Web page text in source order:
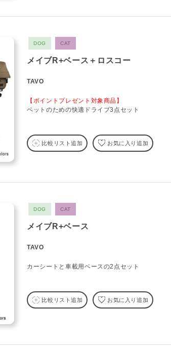
DOG CAT
メイブR+ベース＋ロスコー
TAVO
【ポイントプレゼント対象商品】
ペットのための快適ドライブ3点セット
比較リスト追加 お気に入り追加
DOG CAT
メイブR+ベース
TAVO
カーシートと車載用ベースの2点セット
比較リスト追加 お気に入り追加